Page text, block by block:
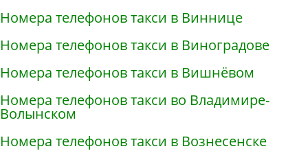
Номера телефонов такси в Виннице
Номера телефонов такси в Виноградове
Номера телефонов такси в Вишнёвом
Номера телефонов такси во Владимире-
Волынском
Номера телефонов такси в Вознесенске